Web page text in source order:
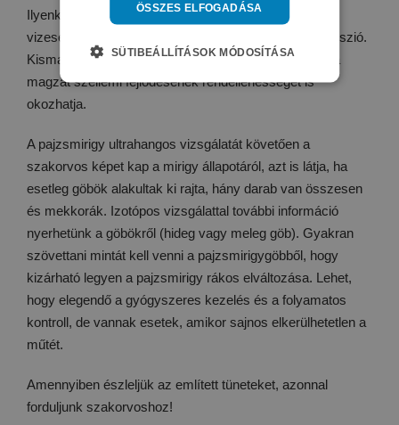
Ilyenkor jellemző a hízás, gyengeség, bőrszárazság,
vizesedés, koncentrációs zavar, nehézlégzés, depresszió.
Kismamáknál szintén nagy a vetélés kockázata, sőt a
magzat szellemi fejlődésének rendellenességét is
okozhatja.
A pajzsmirigy ultrahangos vizsgálatát követően a
szakorvos képet kap a mirigy állapotáról, azt is látja, ha
esetleg göbök alakultak ki rajta, hány darab van összesen
és mekkorák. Izotópos vizsgálattal további információ
nyerhetünk a göbökről (hideg vagy meleg göb). Gyakran
szövettani mintát kell venni a pajzsmirigygöbből, hogy
kizárható legyen a pajzsmirigy rákos elváltozása. Lehet,
hogy elegendő a gyógyszeres kezelés és a folyamatos
kontroll, de vannak esetek, amikor sajnos elkerülhetetlen a
műtét.
Amennyiben észleljük az említett tüneteket, azonnal
forduljunk szakorvoshoz!
ÖSSZES ELFOGADÁSA
SÜTIBEÁLLÍTÁSOK MÓDOSÍTÁSA